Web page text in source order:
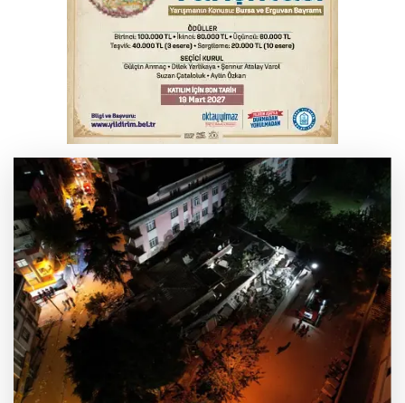
Bursa’da bugün hava nasıl olacak?
Bursa'da kontrolden çıkan araç orta
refüje çıktı